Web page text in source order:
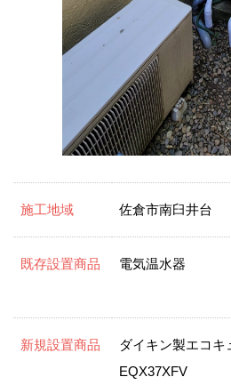
施工地域 佐倉市南臼井台
既存設置商品 電気温水器
新規設置商品
ダイキン製エコキ
EQX37XFV